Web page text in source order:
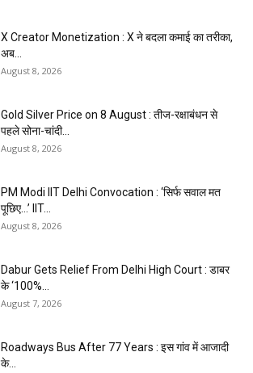
X Creator Monetization : X ने बदला कमाई का तरीका,
अब...
August 8, 2026
Gold Silver Price on 8 August : तीज-रक्षाबंधन से
पहले सोना-चांदी...
August 8, 2026
PM Modi IIT Delhi Convocation : ‘सिर्फ सवाल मत
पूछिए…’ IIT...
August 8, 2026
Dabur Gets Relief From Delhi High Court : डाबर
के ‘100%...
August 7, 2026
Roadways Bus After 77 Years : इस गांव में आजादी
के...